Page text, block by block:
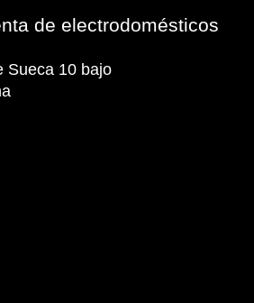
de electrodomésticos
Sueca 10 bajo